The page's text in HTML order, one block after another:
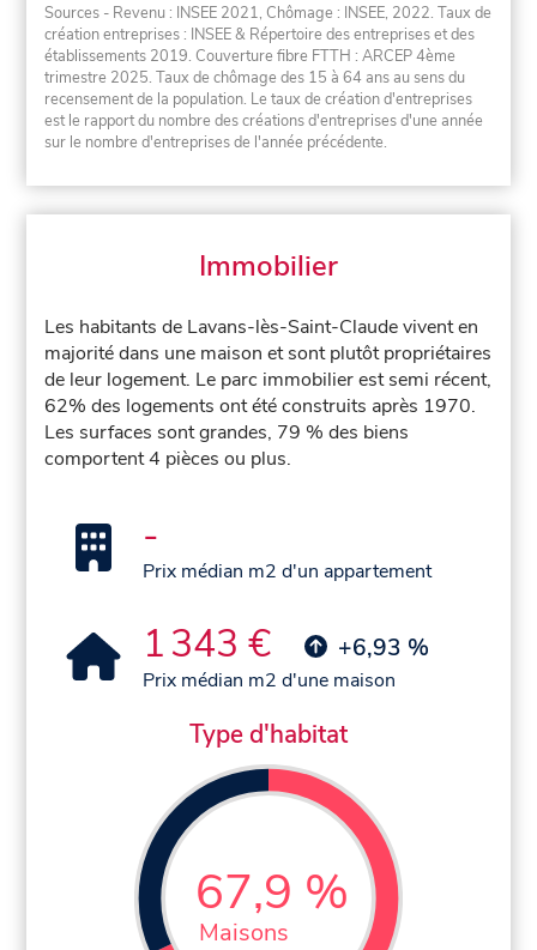
Sources - Revenu : INSEE 2021, Chômage : INSEE, 2022. Taux de
création entreprises : INSEE & Répertoire des entreprises et des
établissements 2019. Couverture fibre FTTH : ARCEP 4ème
trimestre 2025. Taux de chômage des 15 à 64 ans au sens du
recensement de la population. Le taux de création d'entreprises
est le rapport du nombre des créations d'entreprises d'une année
sur le nombre d'entreprises de l'année précédente.
Immobilier
Les habitants de Lavans-lès-Saint-Claude vivent en
majorité dans une maison et sont plutôt propriétaires
de leur logement. Le parc immobilier est semi récent,
62% des logements ont été construits après 1970.
Les surfaces sont grandes, 79 % des biens
comportent 4 pièces ou plus.
-
Prix médian m2 d'un appartement
1 343 € +6,93 %
Prix médian m2 d'une maison
Type d'habitat
67,9 %
Maisons